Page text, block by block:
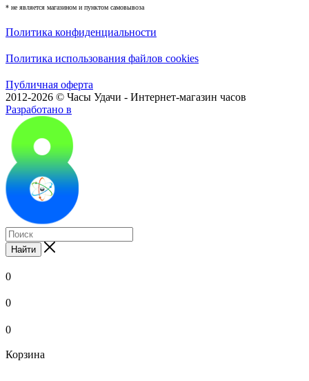
* не является магазином и пунктом самовывоза
Политика конфиденциальности
Политика использования файлов cookies
Публичная оферта
2012-2026 © Часы Удачи - Интернет-магазин часов
Разработано в
Найти
0
0
0
Корзина